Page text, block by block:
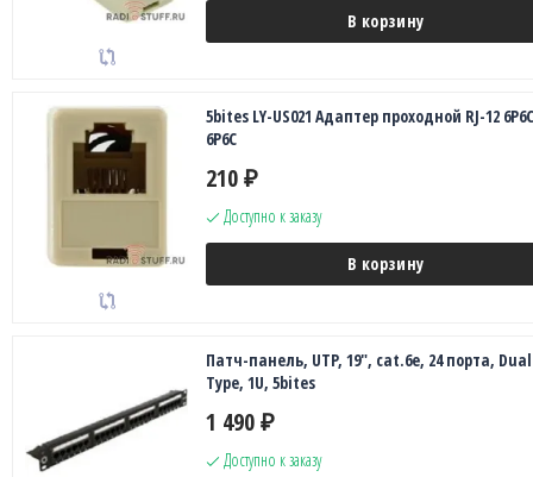
В корзину
5bites LY-US021 Адаптер проходной RJ-12
6P6C
210 ₽
Доступно к заказу
В корзину
Патч-панель, UTP, 19", cat.6e, 24 порта, Dual
Type, 1U, 5bites
1 490 ₽
Доступно к заказу